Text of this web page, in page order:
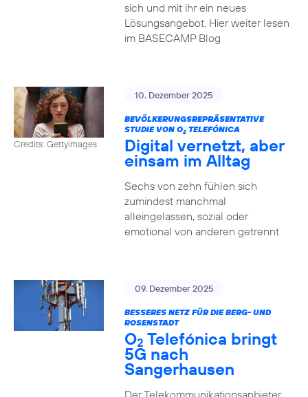
sich und mit ihr ein neues
Lösungsangebot. Hier weiter lesen
im BASECAMP Blog
Credits: Gettyimages
10. Dezember 2025
BEVÖLKERUNGSREPRÄSENTATIVE
STUDIE VON O2TELEFÓNICA
Digital vernetzt, aber
einsam im Alltag
Sechs von zehn fühlen sich
zumindest manchmal
alleingelassen, sozial oder
emotional von anderen getrennt
09. Dezember 2025
BESSERES NETZ FÜR DIE BERG- UND
ROSENSTADT
O2 Telefónica bringt
5G nach
Sangerhausen
Der Telekommunikationsanbieter